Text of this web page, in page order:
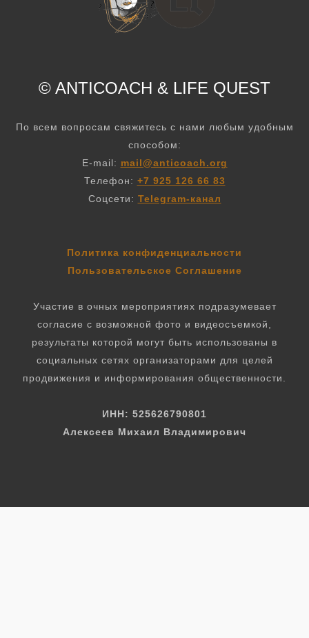
© ANTICOACH & LIFE QUEST
По всем вопросам свяжитесь с нами любым удобным
способом:
E-mail: mail@anticoach.org
Телефон: +7 925 126 66 83
Соцсети: Telegram-канал
Политика конфиденциальности
Пользовательское Соглашение
Участие в очных мероприятиях подразумевает
согласие с возможной фото и видеосъемкой,
результаты которой могут быть использованы в
социальных сетях организаторами для целей
продвижения и информирования общественности.
ИНН: 525626790801
Алексеев Михаил Владимирович